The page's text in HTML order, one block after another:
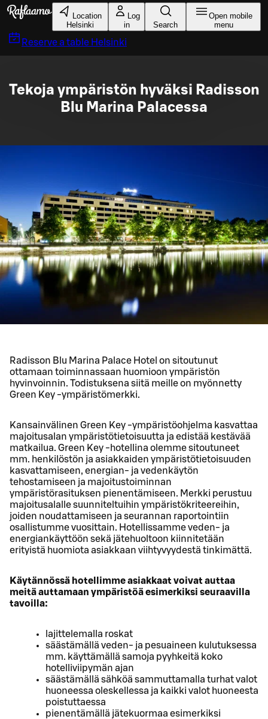
Skip to main content
Location
Helsinki
Log
in
Search
Open mobile
menu
Reserve a table Helsinki
Tekoja ympäristön hyväksi Radisson
Blu Marina Palacessa
Radisson Blu Marina Palace Hotel on sitoutunut
ottamaan toiminnassaan huomioon ympäristön
hyvinvoinnin. Todistuksena siitä meille on myönnetty
Green Key -ympäristömerkki.
Kansainvälinen Green Key -ympäristöohjelma kasvattaa
majoitusalan ympäristötietoisuutta ja edistää kestävää
matkailua. Green Key -hotellina olemme sitoutuneet
mm. henkilöstön ja asiakkaiden ympäristötietoisuuden
kasvattamiseen, energian- ja vedenkäytön
tehostamiseen ja majoitustoiminnan
ympäristörasituksen pienentämiseen. Merkki perustuu
majoitusalalle suunniteltuihin ympäristökriteereihin,
joiden noudattamiseen ja seurannan raportointiin
osallistumme vuosittain. Hotellissamme veden- ja
energiankäyttöön sekä jätehuoltoon kiinnitetään
erityistä huomiota asiakkaan viihtyvyydestä tinkimättä.
Käytännössä hotellimme asiakkaat voivat auttaa
meitä auttamaan ympäristöä esimerkiksi seuraavilla
tavoilla:
lajittelemalla roskat
säästämällä veden- ja pesuaineen kulutuksessa
mm. käyttämällä samoja pyyhkeitä koko
hotelliviipymän ajan
säästämällä sähköä sammuttamalla turhat valot
huoneessa oleskellessa ja kaikki valot huoneesta
poistuttaessa
pienentämällä jätekuormaa esimerkiksi